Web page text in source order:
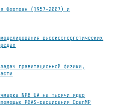
Фортран (1957-2007) и
высокоэнергетических
гравитационной физики,
NPB UA на тысячи ядер
PGAS-расширения OpenMP